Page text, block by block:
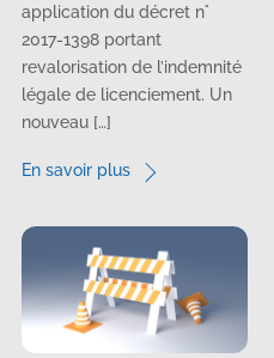
application du décret n°
2017-1398 portant
revalorisation de l’indemnité
légale de licenciement. Un
nouveau […]
En savoir plus